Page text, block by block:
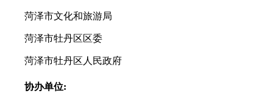
菏泽市文化和旅游局
菏泽市牡丹区区委
菏泽市牡丹区人民政府
协办单位: